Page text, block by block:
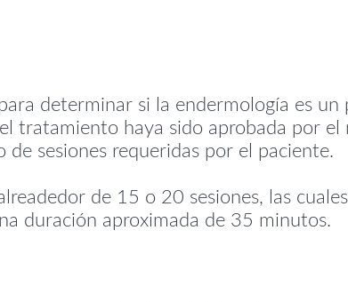
determinar si la endermología es un
tratamiento haya sido aprobada por el
sesiones requeridas por el paciente.
de 15 o 20 sesiones, las
duración aproximada de 35 minutos.